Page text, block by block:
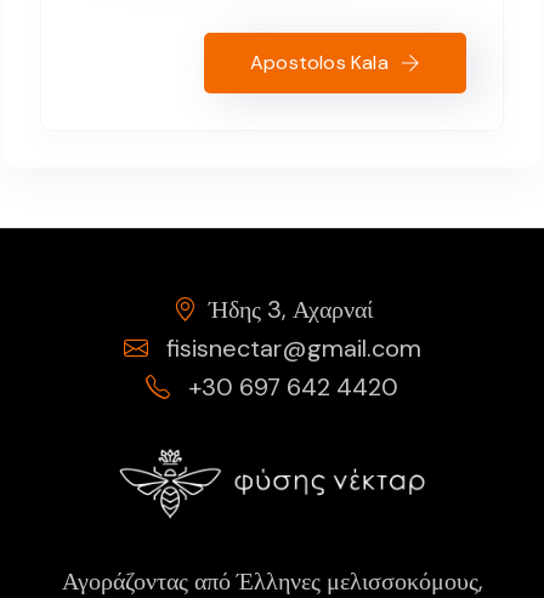
Apostolos Kala
Ήδης 3, Αχαρναί
fisisnectar@gmail.com
+30 697 642 4420
Αγοράζοντας από Έλληνες μελισσοκόμους,